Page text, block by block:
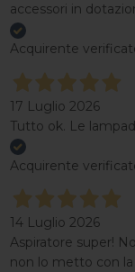
accessori in
Acquirente
17 Luglio 2026
Tutto ok. Le
Acquirente
14 Luglio 2026
Aspiratore super!
non lo metto con